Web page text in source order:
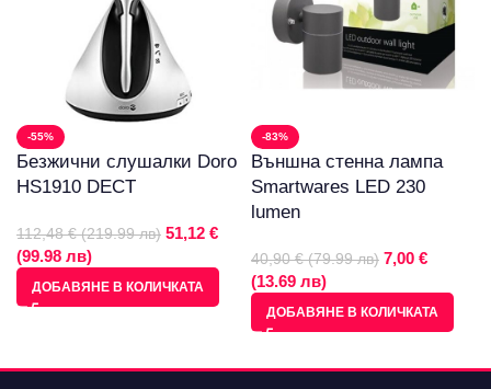
-55%
Безжични слушалки Doro
HS1910 DECT
112,48 € (219.99 лв) 51,12 €
(99.98 лв)
ДОБАВЯНЕ В КОЛИЧКАТА
-83%
Външна стенна лампа
Smartwares LED 230
lumen
40,90 € (79.99 лв) 7,00 €
(13.69 лв)
ДОБАВЯНЕ В КОЛИЧКАТА